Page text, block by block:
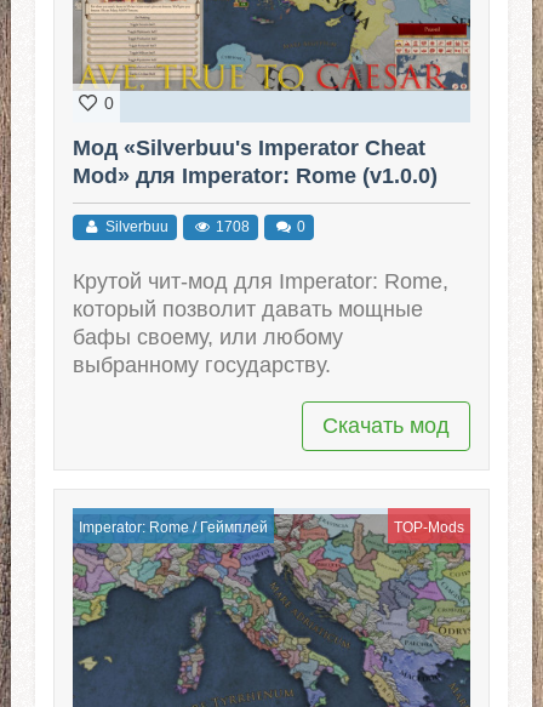
0
Мод «Silverbuu's Imperator Cheat
Mod» для Imperator: Rome (v1.0.0)
Silverbuu 1708 0
Крутой чит-мод для Imperator: Rome,
который позволит давать мощные
бафы своему, или любому
выбранному государству.
Скачать мод
Imperator: Rome/ Геймплей TOP-Mods